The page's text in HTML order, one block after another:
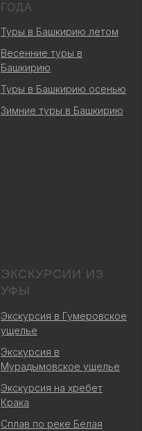
ГОДА
Туры в Башкирию летом
Весенние туры в
Башкирию
Туры в Башкирию осенью
Зимние туры в Башкирию
ЭКСКУРСИИ ИЗ
УФЫ
Экскурсия в Гумеровское
ущелье
Экскурсия в
Мурадымовское ущелье
Экскурсия на хребет
Крака
Сплав по реке Белая